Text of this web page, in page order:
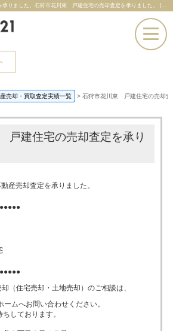
石狩市花川東 戸建住宅の売却査定を承りました。石狩市花川東 戸建住宅の売却査定を承りました。 |札幌市の不動産売却ならセンチュリー21アルガホーム
く
たい
秘密に
売却・買取査定実績一覧 > 石狩市花川東 戸建住宅の売却査
建住宅の売却査定を承り
産売却査定を承りました。
（住宅売却・土地売却）のご相談は、
ムへお問い合わせください。
しております。